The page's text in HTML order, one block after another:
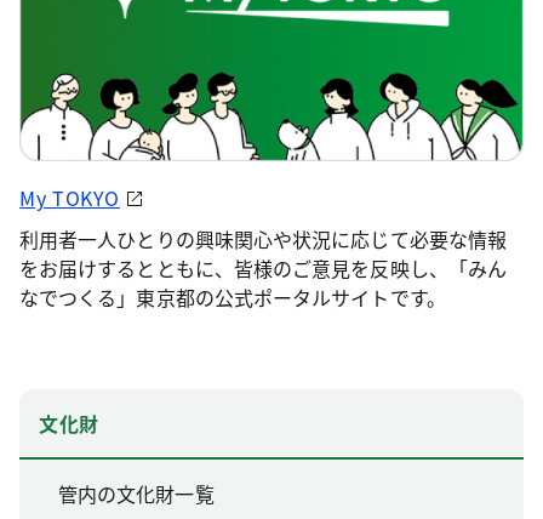
My TOKYO
利用者一人ひとりの興味関心や状況に応じて必要な情報
をお届けするとともに、皆様のご意見を反映し、「みん
なでつくる」東京都の公式ポータルサイトです。
文化財
管内の文化財一覧